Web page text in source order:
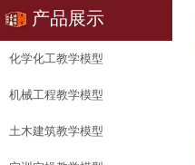
产品展示
化学化工教学模型
机械工程教学模型
土木建筑教学模型